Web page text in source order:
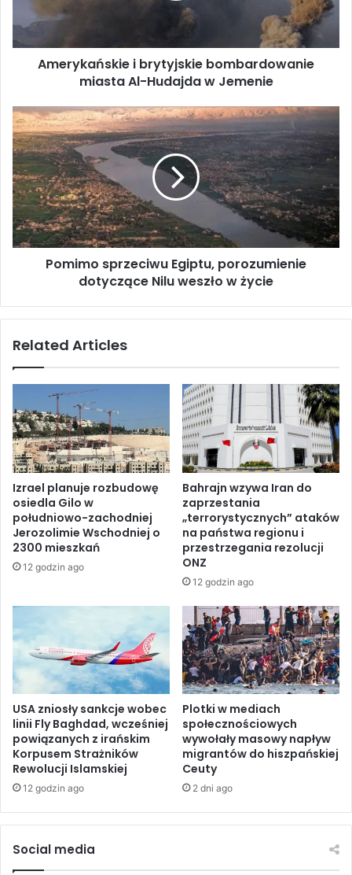
s
i
b
r
y
t
y
j
s
k
o
b
o
w
a
n
i
e
m
i
a
A
-
u
a
d
a
w
J
m
n
i
Amerykańskie i brytyjskie bombardowanie
miasta Al-Hudajda w Jemenie
P
o
m
i
m
o
s
p
r
u
p
t
u
,
o
r
o
z
u
e
n
i
e
d
o
t
y
c
z
ą
c
N
l
Pomimo sprzeciwu Egiptu, porozumienie
dotyczące Nilu weszło w życie
Related Articles
Izrael planuje rozbudowę
osiedla Gilo w
południowo-zachodniej
Jerozolimie Wschodniej o
2300 mieszkań
12 godzin ago
Bahrajn wzywa Iran do
zaprzestania
„terrorystycznych” ataków
na państwa regionu i
przestrzegania rezolucji
ONZ
12 godzin ago
USA zniosły sankcje wobec
linii Fly Baghdad, wcześniej
powiązanych z irańskim
Korpusem Strażników
Rewolucji Islamskiej
12 godzin ago
Plotki w mediach
społecznościowych
wywołały masowy napływ
migrantów do hiszpańskiej
Ceuty
2 dni ago
Social media